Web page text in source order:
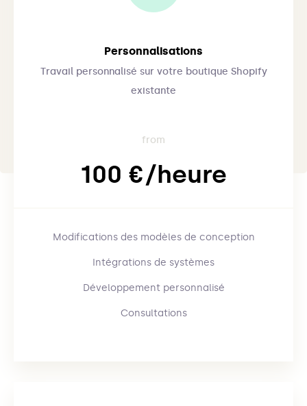
Personnalisations
Travail personnalisé sur votre boutique Shopify
existante
from
100 €/heure
Modifications des modèles de conception
Intégrations de systèmes
Développement personnalisé
Consultations